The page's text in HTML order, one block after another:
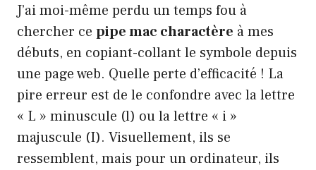
J’ai moi-même perdu un temps fou à
chercher ce pipe mac charactère à mes
débuts, en copiant-collant le symbole depuis
une page web. Quelle perte d’efficacité ! La
pire erreur est de le confondre avec la lettre
« L » minuscule (l) ou la lettre « i »
majuscule (I). Visuellement, ils se
ressemblent, mais pour un ordinateur, ils